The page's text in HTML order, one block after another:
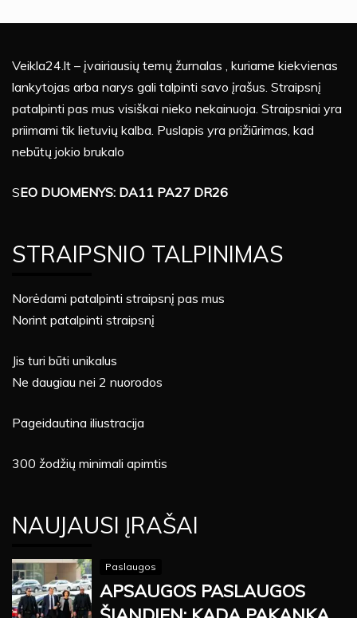
Veikla24.lt – įvairiausių temų žurnalas , kuriame kiekvienas
lankytojas arba narys gali talpinti savo įrašus. Straipsnį
patalpinti pas mus visiškai nieko nekainuoja. Straipsniai yra
priimami tik lietuvių kalba. Puslapis yra prižiūrimas, kad
nebūtų jokio brukalo
SEO DUOMENYS: DA11 PA27 DR26
STRAIPSNIO TALPINIMAS
Norėdami patalpinti straipsnį pas mus
Norint patalpinti straipsnį
Jis turi būti unikalus
Ne daugiau nei 2 nuorodos
Pageidautina iliustracija
300 žodžių minimali apimtis
NAUJAUSI ĮRAŠAI
Paslaugos
APSAUGOS PASLAUGOS